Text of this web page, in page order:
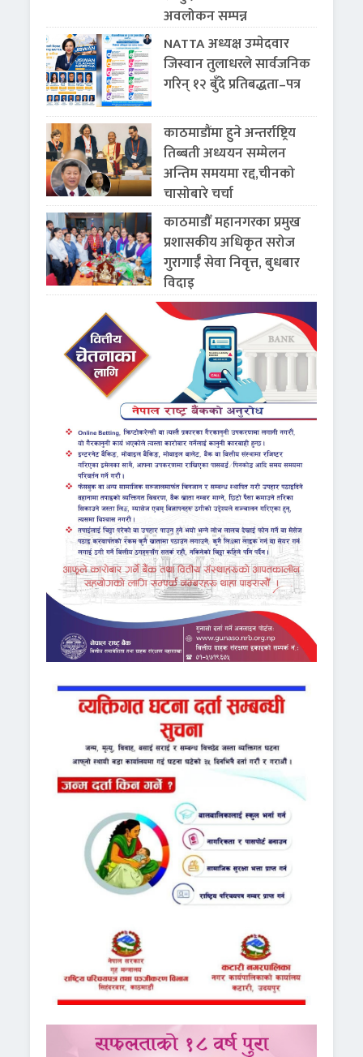
अवलोकन सम्पन्न
NATTA अध्यक्ष उम्मेदवार
जिस्वान तुलाधरले सार्वजनिक
गरिन् १२ बुँदे प्रतिबद्धता–पत्र
काठमाडौंमा हुने अन्तर्राष्ट्रिय
तिब्बती अध्ययन सम्मेलन
अन्तिम समयमा रद्द,चीनको
चासोबारे चर्चा
काठमाडौँ महानगरका प्रमुख
प्रशासकीय अधिकृत सरोज
गुरागाईँ सेवा निवृत्त, बुधबार
विदाइ